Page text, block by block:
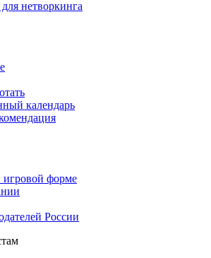
нетворкинга
календарь
форме
России